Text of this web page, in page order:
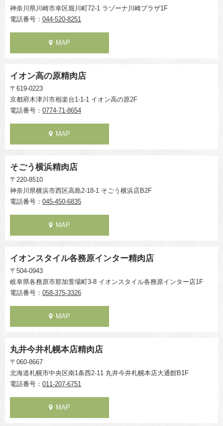
神奈川県川崎市幸区堀川町72-1 ラゾーナ川崎プラザ1F
電話番号： 044-520-8251
MAP
イオン高の原精肉店
〒619-0223
京都府木津川市相楽台1-1-1 イオン高の原2F
電話番号： 0774-71-8654
MAP
そごう横浜精肉店
〒220-8510
神奈川県横浜市西区高島2-18-1 そごう横浜店B2F
電話番号： 045-450-6835
MAP
イオンスタイル各務原インター精肉店
〒504-0943
岐阜県各務原市那加萱場町3-8 イオンスタイル各務原インター店1F
電話番号： 058-375-3326
MAP
丸井今井札幌本店精肉店
〒060-8667
北海道札幌市中央区南1条西2-11 丸井今井札幌本店大通館B1F
電話番号： 011-207-6751
MAP